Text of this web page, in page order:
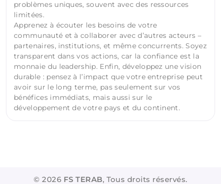
problèmes uniques, souvent avec des ressources
limitées.
Apprenez à écouter les besoins de votre
communauté et à collaborer avec d’autres acteurs –
partenaires, institutions, et même concurrents. Soyez
transparent dans vos actions, car la confiance est la
monnaie du leadership. Enfin, développez une vision
durable : pensez à l’impact que votre entreprise peut
avoir sur le long terme, pas seulement sur vos
bénéfices immédiats, mais aussi sur le
développement de votre pays et du continent.
©2026 FS TERAB, Tous droits réservés.